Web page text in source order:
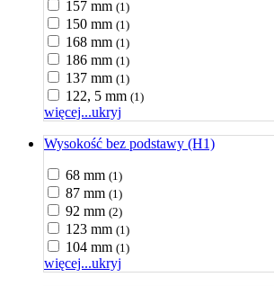
157 mm (1)
150 mm (1)
168 mm (1)
186 mm (1)
137 mm (1)
122, 5 mm (1)
więcej...ukryj
Wysokość bez podstawy (H1)
68 mm (1)
87 mm (1)
92 mm (2)
123 mm (1)
104 mm (1)
więcej...ukryj